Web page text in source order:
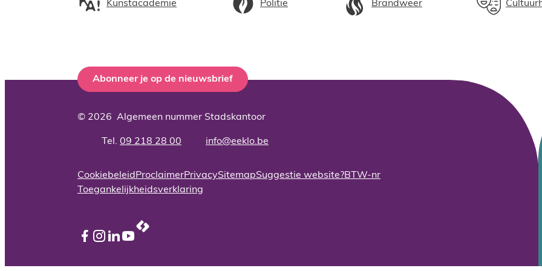
Kunstacademie Politie Brandweer
Abonneer je op de nieuwsbrief
© 2026 Algemeen nummer Stadskantoor
09 218 28 00 info@eeklo.be
Cookiebeleid ProclaimerPrivacySitemapSuggestie website?BTW-nr
Toegankelijkheidsverklaring
Facebook
Instagram
LinkedInYouTube
LCP nv 2026 ©